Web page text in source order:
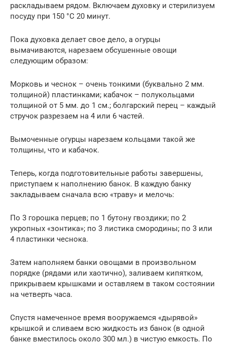
раскладываем рядом. Включаем духовку и стерилизуем
посуду при 150 °C 20 минут.
Пока духовка делает свое дело, а огурцы
вымачиваются, нарезаем обсушенные овощи
следующим образом:
Морковь и чеснок – очень тонкими (буквально 2 мм.
толщиной) пластинками; кабачок – полукольцами
толщиной от 5 мм. до 1 см.; болгарский перец – каждый
стручок разрезаем на 4 или 6 частей.
Вымоченные огурцы нарезаем кольцами такой же
толщины, что и кабачок.
Теперь, когда подготовительные работы завершены,
приступаем к наполнению банок. В каждую банку
закладываем сначала всю «траву» и мелочь:
По 3 горошка перцев; по 1 бутону гвоздики; по 2
укропных «зонтика»; по 3 листика смородины; по 3 или
4 пластинки чеснока.
Затем наполняем банки овощами в произвольном
порядке (рядами или хаотично), заливаем кипятком,
прикрываем крышками и оставляем в таком состоянии
на четверть часа.
Спустя намеченное время вооружаемся «дырявой»
крышкой и сливаем всю жидкость из банок (в одной
банке вместилось около 300 мл.) в чистую емкость. По